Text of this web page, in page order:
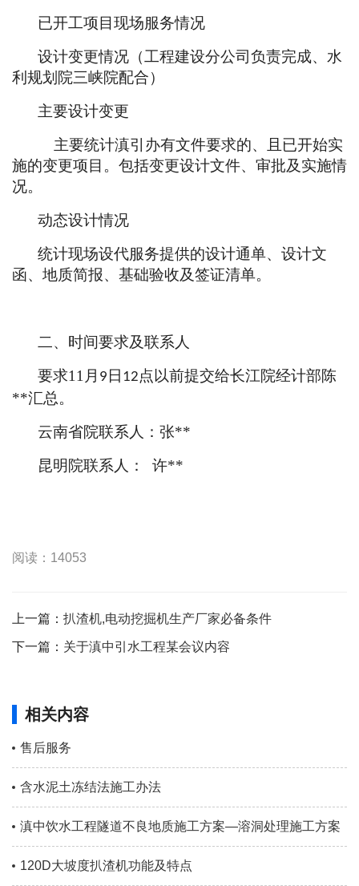
已开工项目现场服务情况
设计变更情况（工程建设分公司负责完成、水
利规划院三峡院配合）
主要设计变更
主要统计滇引办有文件要求的、且已开始实
施的变更项目。包括变更设计文件、审批及实施情
况。
动态设计情况
统计现场设代服务提供的设计通单、设计文
函、地质简报、基础验收及签证清单。
二、时间要求及联系人
要求11月 9 日 12点以前提交给长江院经计部陈
**汇总。
云南省院联系人：张**
昆明院联系人：
许**
阅读：14053
上一篇： 扒渣机,电动挖掘机生产厂家必备条件
下一篇： 关于滇中引水工程某会议内容
相关内容
售后服务
含水泥土冻结法施工办法
滇中饮水工程隧道不良地质施工方案—溶洞处理施工方案
120D大坡度扒渣机功能及特点